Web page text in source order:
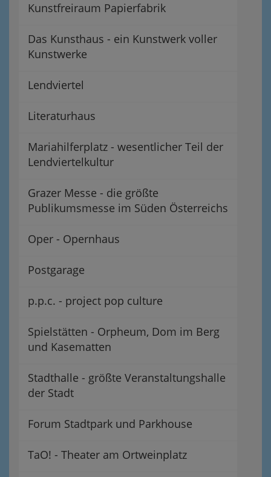
Kunstfreiraum Papierfabrik
Das Kunsthaus - ein Kunstwerk voller
Kunstwerke
Lendviertel
Literaturhaus
Mariahilferplatz - wesentlicher Teil der
Lendviertelkultur
Grazer Messe - die größte
Publikumsmesse im Süden Österreichs
Oper - Opernhaus
Postgarage
p.p.c. - project pop culture
Spielstätten - Orpheum, Dom im Berg
und Kasematten
Stadthalle - größte Veranstaltungshalle
der Stadt
Forum Stadtpark und Parkhouse
TaO! - Theater am Ortweinplatz